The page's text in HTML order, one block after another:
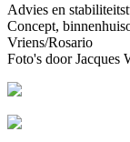
Advies en
Concept,
Vriens/Rosario
Foto's door Jacques